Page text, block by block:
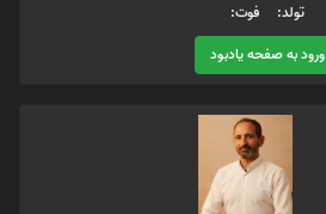
تولد: فوت:
ورود به صفحه یادبود